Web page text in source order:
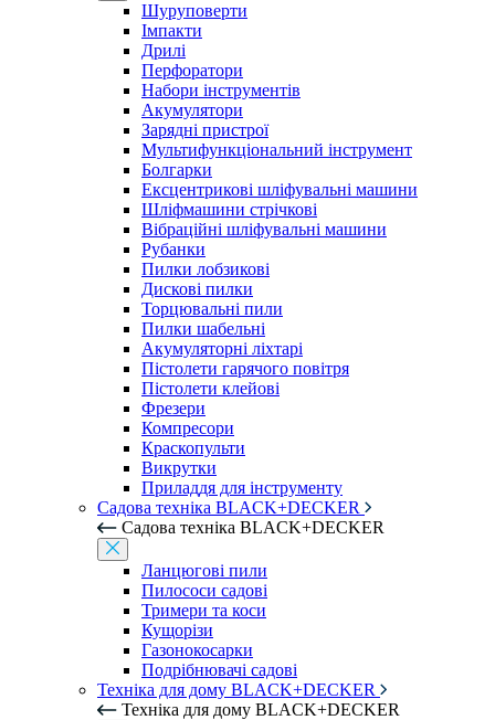
Шуруповерти
Імпакти
Дрилі
Перфоратори
Набори інструментів
Акумулятори
Зарядні пристрої
Мультифункціональний інструмент
Болгарки
Ексцентрикові шліфувальні машини
Шліфмашини стрічкові
Вібраційні шліфувальні машини
Рубанки
Пилки лобзикові
Дискові пилки
Торцювальні пили
Пилки шабельні
Акумуляторні ліхтарі
Пістолети гарячого повітря
Пістолети клейові
Фрезери
Компресори
Краскопульти
Викрутки
Приладдя для інструменту
Садова техніка BLACK+DECKER
Садова техніка BLACK+DECKER
Ланцюгові пили
Пилососи садові
Тримери та коси
Кущорізи
Газонокосарки
Подрібнювачі садові
Техніка для дому BLACK+DECKER
Техніка для дому BLACK+DECKER